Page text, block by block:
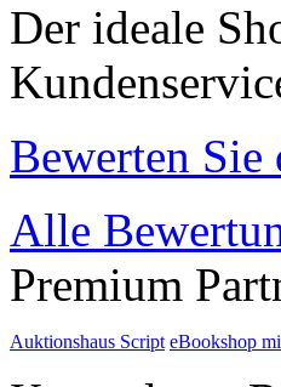
Der ideale
Bewerten Sie
Alle
Premium
Auktionshaus Script eBookshop